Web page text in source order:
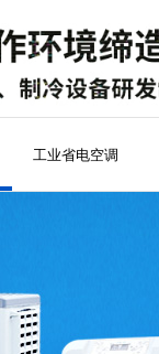
工业省电空调